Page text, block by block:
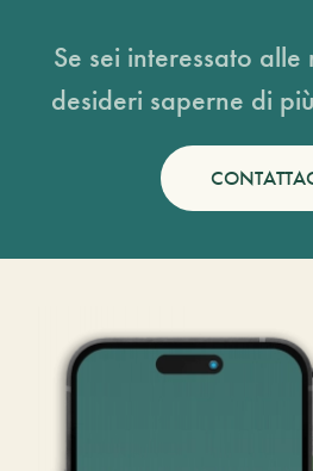
Se sei interessato
desideri saperne di